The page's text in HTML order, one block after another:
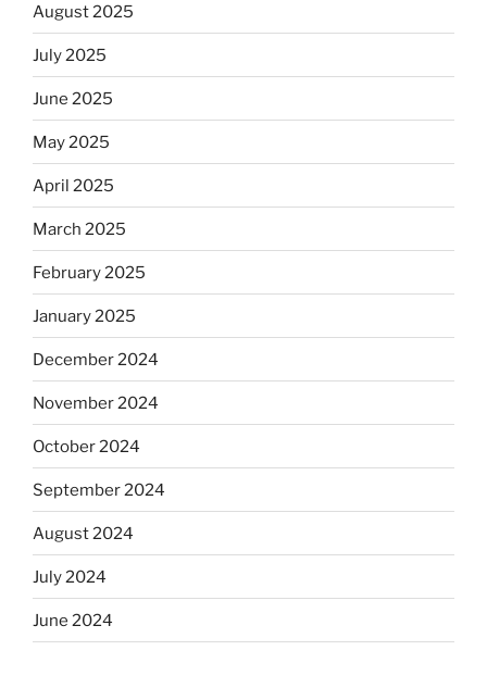
August 2025
July 2025
June 2025
May 2025
April 2025
March 2025
February 2025
January 2025
December 2024
November 2024
October 2024
September 2024
August 2024
July 2024
June 2024